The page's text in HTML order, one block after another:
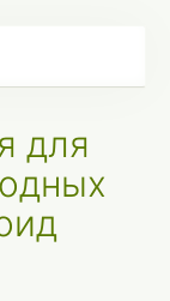
для